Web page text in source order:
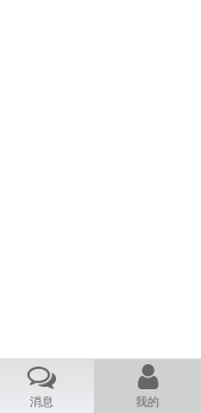
消息 我的